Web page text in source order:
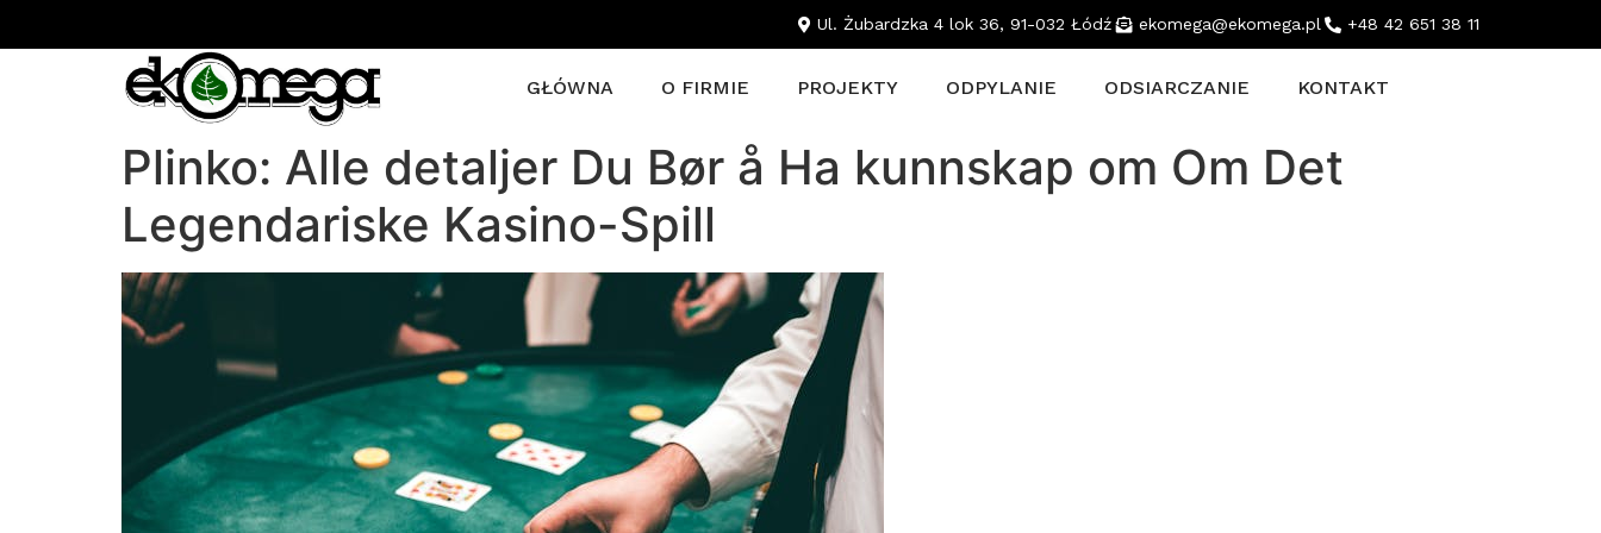
Ul. Żubardzka 4 lok 36, 91-032 Łódź ekomega@ekomega.pl +48 42 651 38 11
GŁÓWNA O FIRMIE PROJEKTY ODPYLANIE ODSIARCZANIE KONTAKT
Plinko: Alle detaljer Du Bør å Ha kunnskap om Om Det
Legendariske Kasino-Spill